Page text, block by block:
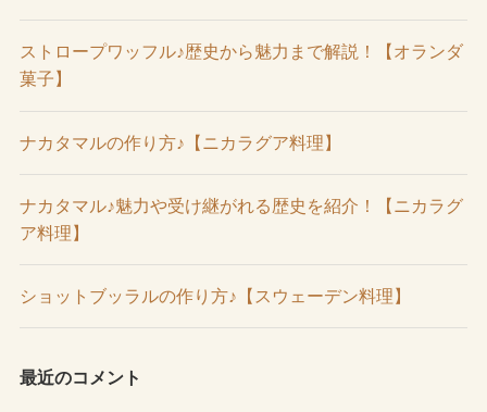
ストロープワッフル♪歴史から魅力まで解説！【オランダ
菓子】
ナカタマルの作り方♪【ニカラグア料理】
ナカタマル♪魅力や受け継がれる歴史を紹介！【ニカラグ
ア料理】
ショットブッラルの作り方♪【スウェーデン料理】
最近のコメント